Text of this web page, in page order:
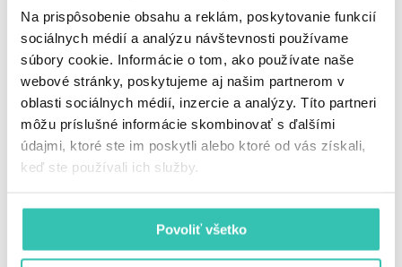
Na prispôsobenie obsahu a reklám, poskytovanie funkcií
sociálnych médií a analýzu návštevnosti používame
súbory cookie. Informácie o tom, ako používate naše
webové stránky, poskytujeme aj našim partnerom v
oblasti sociálnych médií, inzercie a analýzy. Títo partneri
môžu príslušné informácie skombinovať s ďalšími
údajmi, ktoré ste im poskytli alebo ktoré od vás získali,
keď ste používali ich služby.
Povoliť všetko
Femtosekundový laser ZIEMER FEMTO LDV
Z8
Femtosekundový laser ZIEMER FEMTO LDV
Z6
Femtosekundový laser ZIEMER FEMTO LDV
Crystal Line